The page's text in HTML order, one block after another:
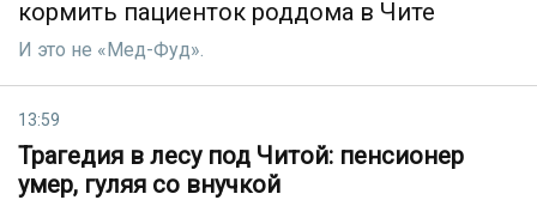
кормить пациенток роддома в Чите
И это не «Мед-Фуд».
13:59
Трагедия в лесу под Читой: пенсионер
умер, гуляя со внучкой